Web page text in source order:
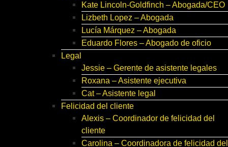
Kate Lincoln-Goldfinch – Abogada/CEO
Lizbeth Lopez – Abogada
Lucía Márquez – Abogada
Eduardo Flores – Abogado de oficio
Legal
Jessie – Gerente de asistente legales
Roxana – Asistente ejecutiva
Cat – Asistente legal
Felicidad del cliente
Alexis – Coordinador de felicidad del
cliente
Carolina – Coordinadora de felicidad del